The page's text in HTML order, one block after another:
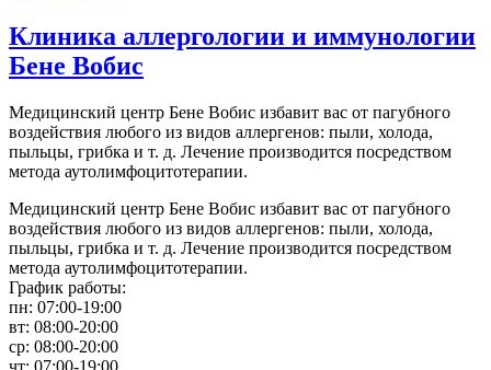
Клиника аллергологии и иммунологии
Бене Вобис
Медицинский центр Бене Вобис избавит вас от пагубного
воздействия любого из видов аллергенов: пыли, холода,
пыльцы, грибка и т. д. Лечение производится посредством
метода аутолимфоцитотерапии.
Медицинский центр Бене Вобис избавит вас от пагубного
воздействия любого из видов аллергенов: пыли, холода,
пыльцы, грибка и т. д. Лечение производится посредством
метода аутолимфоцитотерапии.
График работы:
пн: 07:00-19:00
вт: 08:00-20:00
ср: 08:00-20:00
чт: 07:00-19:00